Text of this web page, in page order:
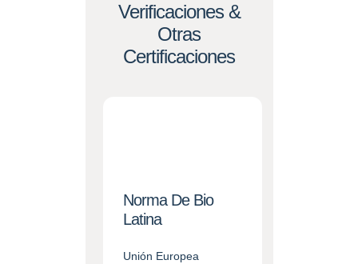
Verificaciones &
Otras
Certificaciones
Norma De Bio
Latina
Unión Europea